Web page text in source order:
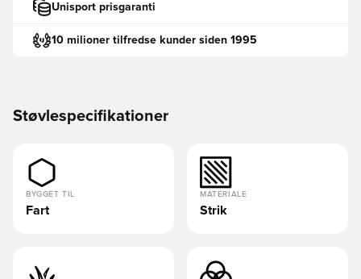
Unisport prisgaranti
10 milioner tilfredse kunder siden 1995
Støvlespecifikationer
BYGGET TIL
Fart
MATERIALE
Strik